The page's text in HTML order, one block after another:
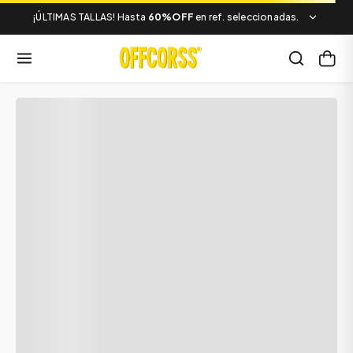
¡ÚLTIMAS TALLAS! Hasta 60%OFF en ref. seleccionadas.